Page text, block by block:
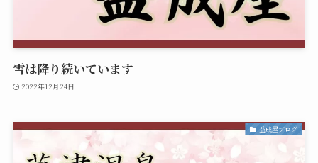
雪は降り続いています
2022年12月24日
益成屋ブログ